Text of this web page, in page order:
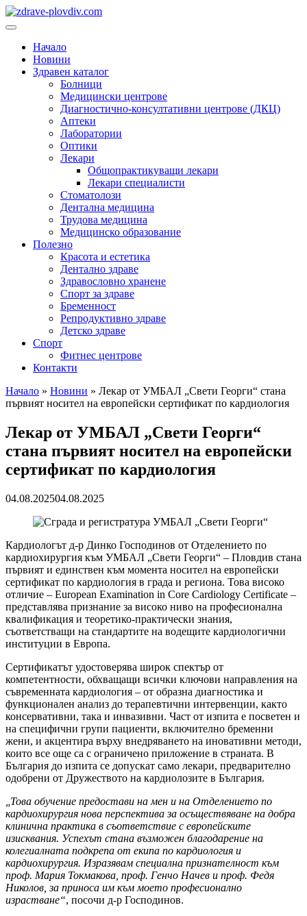
Преминете
към
Основно
Начало
Новини
Здравен каталог
Болници
Медицински центрове
Диагностично-консултативни центрове (ДКЦ)
Аптеки
Лаборатории
Оптики
Лекари
Общопрактикуващи лекари
Лекари специалисти
Стоматолози
Дентална медицина
Трудова медицина
Медицинско образование
Полезно
Красота и естетика
Дентално здраве
Здравословно хранене
Спорт за здраве
Бременност
Репродуктивно здраве
Детско здраве
Спорт
Фитнес центрове
Контакти
Начало » Новини » Лекар от УМБАЛ „Свети Георги“ стана
първият носител на европейски сертификат по кардиология
Лекар от УМБАЛ „Свети Георги“
стана първият носител на европейски
сертификат по кардиология
04.08.202504.08.2025
Кардиологът д-р Динко Господинов от Отделението по
кардиохирургия към УМБАЛ „Свети Георги“ – Пловдив стана
първият и единствен към момента носител на европейски
сертификат по кардиология в града и региона. Това високо
отличие – European Examination in Core Cardiology Certificate –
представлява признание за високо ниво на професионална
квалификация и теоретико-практически знания,
съответстващи на стандартите на водещите кардиологични
институции в Европа.
Сертификатът удостоверява широк спектър от
компетентности, обхващащи всички ключови направления на
съвременната кардиология – от образна диагностика и
функционален анализ до терапевтични интервенции, както
консервативни, така и инвазивни. Част от изпита е посветен и
на специфични групи пациенти, включително бременни
жени, и акцентира върху внедряването на иновативни методи,
които все още са с ограничено приложение в страната. В
България до изпита се допускат само лекари, предварително
одобрени от Дружеството на кардиолозите в България.
„Това обучение предостави на мен и на Отделението по
кардиохирургия нова перспектива за осъществяване на добра
клинична практика в съответствие с европейските
изисквания. Успехът стана възможен благодарение на
колегиалната подкрепа от екипа по кардиология и
кардиохирургия. Изразявам специална признателност към
проф. Мария Токмакова, проф. Генчо Начев и проф. Федя
Николов, за приноса им към моето професионално
израстване“, посочи д-р Господинов.